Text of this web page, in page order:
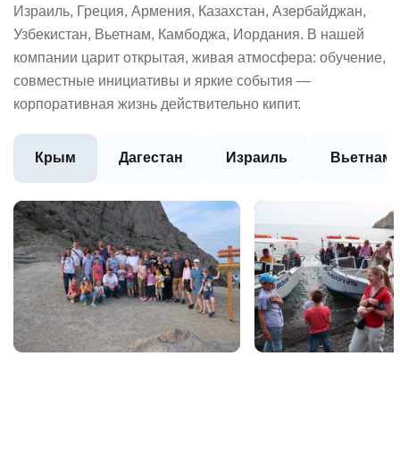
Израиль, Греция, Армения, Казахстан, Азербайджан,
Узбекистан, Вьетнам, Камбоджа, Иордания. В нашей
компании царит открытая, живая атмосфера: обучение,
совместные инициативы и яркие события —
корпоративная жизнь действительно кипит.
Крым Дагестан Израиль Вьетнам